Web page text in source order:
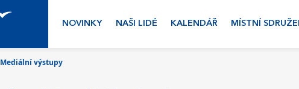
NOVINKY NAŠI LIDÉ KALENDÁŘ MÍSTNÍ
Mediální výstupy